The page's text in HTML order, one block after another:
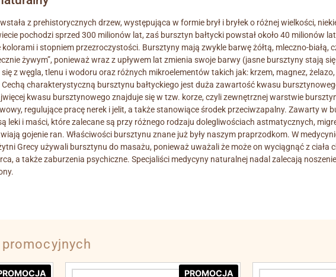
z prehistorycznych drzew, występująca w formie brył i bryłek o różnej wielkości,
pochodzi sprzed 300 milionów lat, zaś bursztyn bałtycki powstał około 40
i stopniem przezroczystości. Bursztyny mają zwykle barwę żółtą, mleczno-
żywym”, ponieważ wraz z upływem lat zmienia swoje barwy (jasne bursztyny stają
z węgla, tlenu i wodoru oraz różnych mikroelementów takich jak: krzem, magnez,
charakterystyczną bursztynu bałtyckiego jest duża zawartość kwasu
kwasu bursztynowego znajduje się w tzw. korze, czyli zewnętrznej warstwie
regulujące pracę nerek i jelit, a także stanowiące środek przeciwzapalny. Zawarty w
leki i maści, które zalecane są przy różnego rodzaju dolegliwościach astmatycznych,
gojenie ran. Właściwości bursztynu znane już były naszym praprzodkom. W
Grecy używali bursztynu do masażu, ponieważ uważali że może on wyciągnąć z ciała
a także zaburzenia psychiczne. Specjaliści medycyny naturalnej nadal zalecają
PROMOCJA